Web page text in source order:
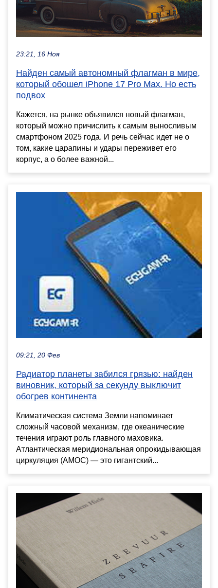
23:21, 16 Ноя
Найден самый автономный флагман в мире,
который обошел iPhone 17 Pro Max. Но есть
подвох
Кажется, на рынке объявился новый флагман,
который можно причислить к самым выносливым
смартфоном 2025 года. И речь сейчас идет не о
том, какие царапины и удары переживет его
корпус, а о более важной...
09:21, 20 Фев
Радиатор планеты забился грязью: найден
виновник, который за секунду выключит
обогрев континента
Климатическая система Земли напоминает
сложный часовой механизм, где океанические
течения играют роль главного маховика.
Атлантическая меридиональная опрокидывающая
циркуляция (AMOC) — это гигантский...